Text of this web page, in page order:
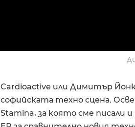
Cardioactive или Димитър
софийската техно сцена.
Stamina, за която сме писали